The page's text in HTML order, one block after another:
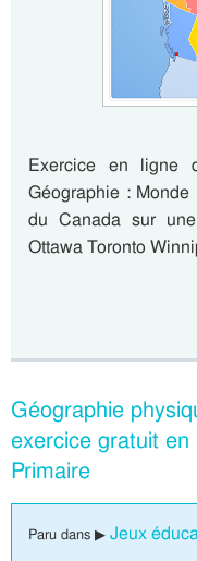
Exercice en ligne
Géographie :
du Canada sur
Ottawa Toronto
Géographie
exercice gratuit
Primaire
Paru dans ▶ Jeux